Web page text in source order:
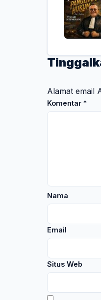
Alamat email
Komentar *
Nama
Email
Situs Web